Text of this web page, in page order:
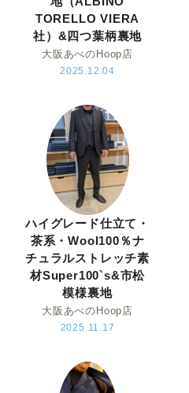
TORELLO VIERA
社）&四つ葉柄裏地
大阪あべのHoop店
2025.12.04
ハイグレード仕立て・
茶系・Wool100％ナ
チュラルストレッチ素
材Super100`s&市松
模様裏地
大阪あべのHoop店
2025.11.17